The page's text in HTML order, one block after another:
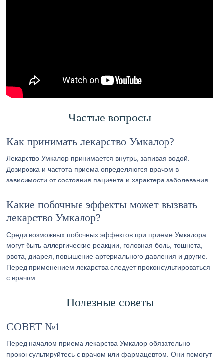
Частые вопросы
Как принимать лекарство Умкалор?
Лекарство Умкалор принимается внутрь, запивая водой.
Дозировка и частота приема определяются врачом в
зависимости от состояния пациента и характера заболевания.
Какие побочные эффекты может вызвать
лекарство Умкалор?
Среди возможных побочных эффектов при приеме Умкалора
могут быть аллергические реакции, головная боль, тошнота,
рвота, диарея, повышение артериального давления и другие.
Перед применением лекарства следует проконсультироваться
с врачом.
Полезные советы
СОВЕТ №1
Перед началом приема лекарства Умкалор обязательно
проконсультируйтесь с врачом или фармацевтом. Они помогут